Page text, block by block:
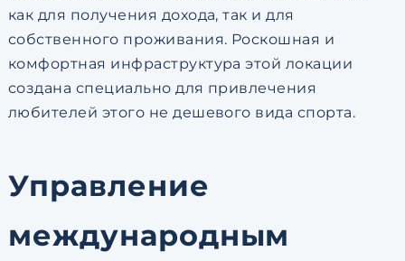
как для получения дохода, так и для
собственного проживания. Роскошная и
комфортная инфраструктура этой локации
создана специально для привлечения
любителей этого не дешевого вида спорта.
Управление
международным